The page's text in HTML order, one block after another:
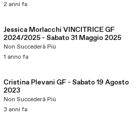
2 anni fa
Jessica Morlacchi VINCITRICE GF
2024/2025 - Sabato 31 Maggio 2025
Non Succederà Più
1 anno fa
Cristina Plevani GF - Sabato 19 Agosto
2023
Non Succederà Più
3 anni fa